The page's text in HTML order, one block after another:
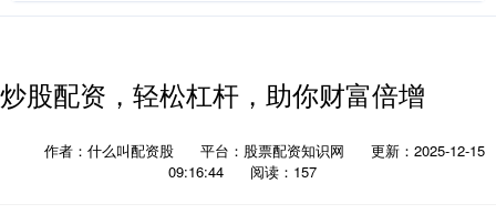
炒股配资，轻松杠杆，助你财富倍增
作者：什么叫配资股 平台：股票配资知识网
更新：2025-12-15
09:16:44
阅读：157